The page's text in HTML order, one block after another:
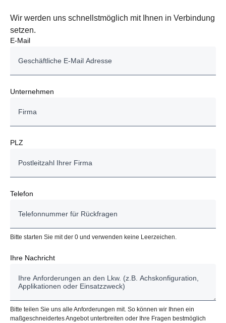
Wir werden uns schnellstmöglich mit Ihnen in Verbindung
setzen.
E-Mail
Unternehmen
PLZ
Telefon
Bitte starten Sie mit der 0 und verwenden keine Leerzeichen.
Ihre Nachricht
Bitte teilen Sie uns alle Anforderungen mit. So können wir Ihnen ein
maßgeschneidertes Angebot unterbreiten oder Ihre Fragen bestmöglich